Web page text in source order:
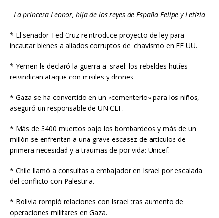
La princesa Leonor, hija de los reyes de España Felipe y Letizia
* El senador Ted Cruz reintroduce proyecto de ley para
incautar bienes a aliados corruptos del chavismo en EE UU.
* Yemen le declaró la guerra a Israel: los rebeldes hutíes
reivindican ataque con misiles y drones.
* Gaza se ha convertido en un «cementerio» para los niños,
aseguró un responsable de UNICEF.
* Más de 3400 muertos bajo los bombardeos y más de un
millón se enfrentan a una grave escasez de artículos de
primera necesidad y a traumas de por vida: Unicef.
* Chile llamó a consultas a embajador en Israel por escalada
del conflicto con Palestina.
* Bolivia rompió relaciones con Israel tras aumento de
operaciones militares en Gaza.